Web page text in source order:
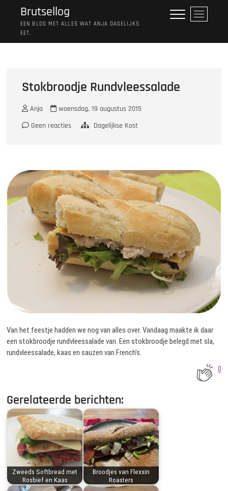
Brutsellog
EEN BLOG MET ALLES WAT ANJA DAGELIJKS
EET.
M
e
Stokbroodje Rundvleessalade
Anja
woensdag, 19 augustus 2015
Geen reacties
Dagelijkse Kost
Van het feestje hadden we nog van alles over. Vandaag maakte ik daar
een stokbroodje rundvleessalade van. Een stokbroodje belegd met sla,
rundvleessalade, kaas en sauzen van French’s.
0
Gerelateerde berichten:
Zweeds Softbread met
Rosbief en Kaas
Broodjes van Flexxin
Roasters